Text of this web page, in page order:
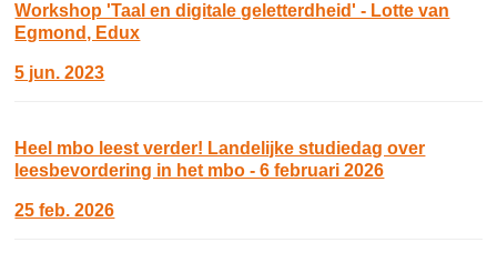
Workshop 'Taal en digitale geletterdheid' - Lotte van
Egmond, Edux
5 jun. 2023
Heel mbo leest verder! Landelijke studiedag over
leesbevordering in het mbo - 6 februari 2026
25 feb. 2026